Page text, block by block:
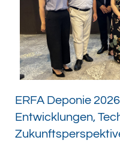
ERFA Deponie
Entwicklungen,